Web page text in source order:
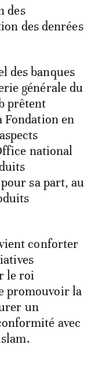
des
des denrées
des banques
générale du
prêtent
Fondation en
national
sa part, au
conforter
le roi
promouvoir la
un
avec